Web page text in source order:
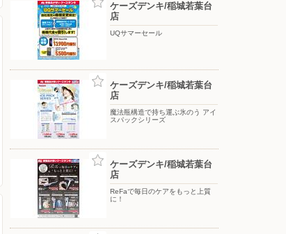
夏のスマホ＆ネット応援フェア
ケーズデンキ/稲城若葉台
店
UQサマーセール
ケーズデンキ/稲城若葉台
店
魔法瓶構造で持ち運ぶ氷のう アイ
スパックシリーズ
ケーズデンキ/稲城若葉台
店
ReFaで毎日のケアをもっと上質
に！